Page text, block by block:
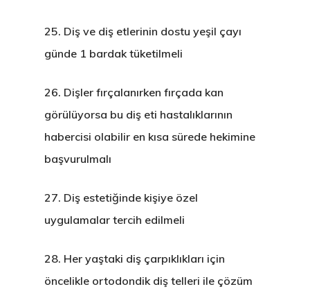
25. Diş ve diş etlerinin dostu yeşil çayı
günde 1 bardak tüketilmeli
26. Dişler fırçalanırken fırçada kan
görülüyorsa bu diş eti hastalıklarının
habercisi olabilir en kısa sürede hekimine
başvurulmalı
27. Diş estetiğinde kişiye özel
uygulamalar tercih edilmeli
28. Her yaştaki diş çarpıklıkları için
öncelikle ortodondik diş telleri ile çözüm
Anasayfa